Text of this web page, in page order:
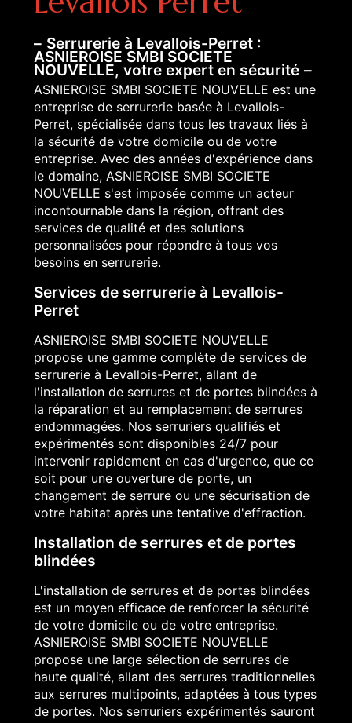
Serrurerie à Levallois-Perret :
ASNIEROISE SMBI SOCIETE
NOUVELLE, votre expert en sécurité
ASNIEROISE SMBI SOCIETE NOUVELLE est une
entreprise de serrurerie basée à Levallois-
Perret, spécialisée dans tous les travaux liés à
la sécurité de votre domicile ou de votre
entreprise. Avec des années d'expérience dans
le domaine, ASNIEROISE SMBI SOCIETE
NOUVELLE s'est imposée comme un acteur
incontournable dans la région, offrant des
services de qualité et des solutions
personnalisées pour répondre à tous vos
besoins en serrurerie.
Services de serrurerie à Levallois-
Perret
ASNIEROISE SMBI SOCIETE NOUVELLE
propose une gamme complète de services de
serrurerie à Levallois-Perret, allant de
l'installation de serrures et de portes blindées à
la réparation et au remplacement de serrures
endommagées. Nos serruriers qualifiés et
expérimentés sont disponibles 24/7 pour
intervenir rapidement en cas d'urgence, que ce
soit pour une ouverture de porte, un
changement de serrure ou une sécurisation de
votre habitat après une tentative d'effraction.
Installation de serrures et de portes
blindées
L'installation de serrures et de portes blindées
est un moyen efficace de renforcer la sécurité
de votre domicile ou de votre entreprise.
ASNIEROISE SMBI SOCIETE NOUVELLE
propose une large sélection de serrures de
haute qualité, allant des serrures traditionnelles
aux serrures multipoints, adaptées à tous types
de portes. Nos serruriers expérimentés sauront